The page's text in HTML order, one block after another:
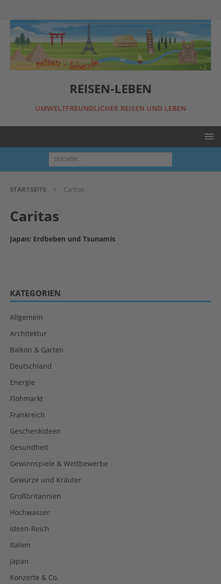
REISEN-LEBEN
UMWELTFREUNDLICHER REISEN UND LEBEN
STARTSEITE Caritas
Caritas
Japan: Erdbeben und Tsunamis
KATEGORIEN
Allgemein
Architektur
Balkon & Garten
Deutschland
Energie
Flohmarkt
Frankreich
Geschenkideen
Gesundheit
Gewinnspiele & Wettbewerbe
Gewürze und Kräuter
Großbritannien
Hochwasser
Ideen-Reich
Italien
Japan
Konzerte & Co.